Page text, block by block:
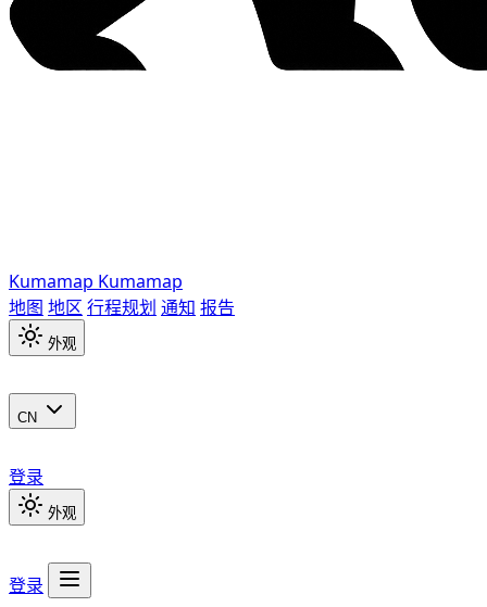
Kumamap Kumamap
地图 地区 行程规划 通知 报告
外观
CN
登录
外观
登录